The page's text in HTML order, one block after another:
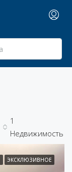
1
Недвижимость
ЭКСКЛЮЗИВНОЕ